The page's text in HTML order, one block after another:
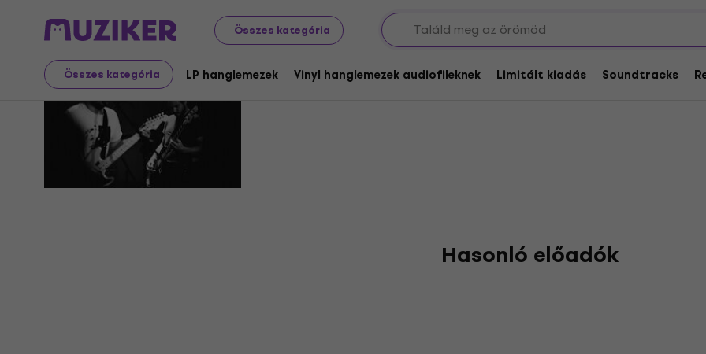
Összes kategória
Összes kategória LP hanglemezek Vinyl hanglemezek audiofileknek Limitált kiadás Soundtracks
Whatever Brains
Hasonló előadók